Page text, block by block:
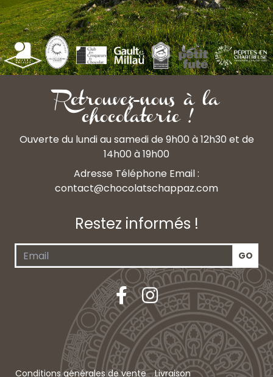
Retrouvez-nous à la
chocolaterie !
Ouverte du lundi au samedi de 9h00 à 12h30 et de
14h00 à 19h00
Adresse Téléphone Email :
contact@chocolatschappaz.com
Restez informés !
Conditions générales de vente Livraison